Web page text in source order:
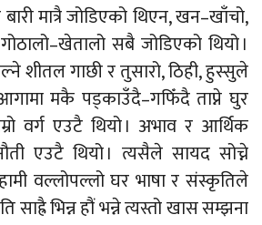
मात्रै जोडिएको थिएन, खन–खाँचो,
सबै जोडिएको थियो ।
शीतल गाछी र तुसारो, ठिही, हुस्सुले
मकै पड्काउँदै–गफिँदै ताप्ने घुर
वर्ग एउटै थियो । अभाव र आर्थिक
एउटै थियो । त्यसैले सायद सोच्ने
वल्लोपल्लो घर भाषा र संस्कृतिले
भिन्न हौं भन्ने त्यस्तो खास सम्झना